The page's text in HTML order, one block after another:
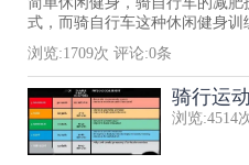
式，而骑自行车这种休闲健身训
浏览:1709次 评论:0条
骑行运
浏览:4514